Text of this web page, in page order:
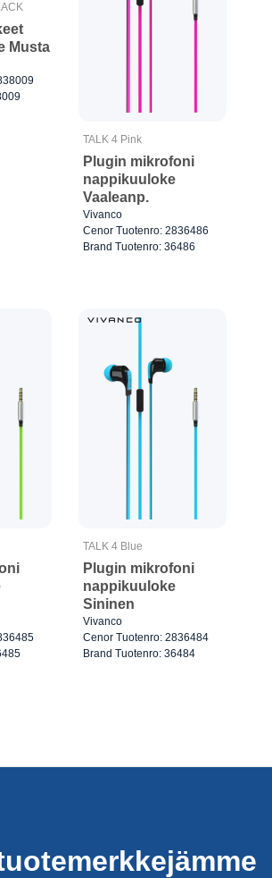
Musta
TALK 4 Pink
Plugin mikrofoni
nappikuuloke
Vaaleanp.
Vivanco
Cenor Tuotenro: 2836486
Brand Tuotenro: 36486
TALK 4 Blue
Plugin mikrofoni
nappikuuloke
Sininen
Vivanco
Cenor Tuotenro: 2836484
Brand Tuotenro: 36484